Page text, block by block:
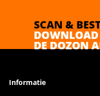
Informatie